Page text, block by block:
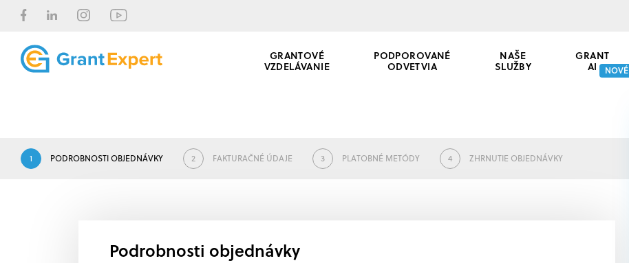
GRANTOVÉ
VZDELÁVANIE
PODPOROVANÉ
ODVETVIA
NAŠE
SLUŽBY
GRANT
AI NOVÉ
1 PODROBNOSTI OBJEDNÁVKY 2 FAKTURAČNÉ ÚDAJE 3 PLATOBNÉ METÓDY 4 ZHRNUTIE OBJEDNÁVKY
Podrobnosti objednávky